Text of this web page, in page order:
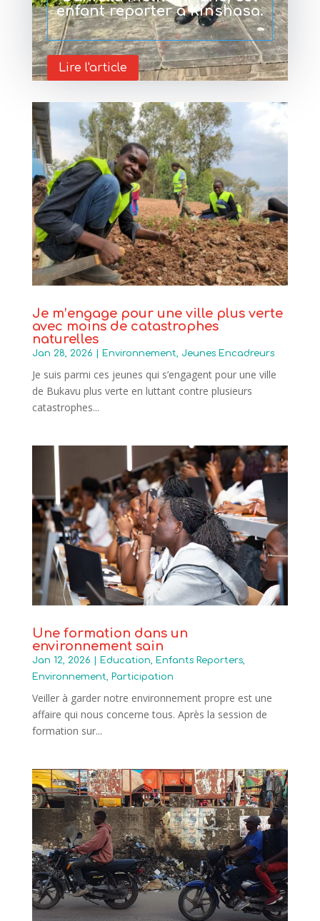
enfant reporter à Kinshasa.
Lire l'article
Je m’engage pour une ville plus verte
avec moins de catastrophes
naturelles
Jan 28, 2026 Environnement, Jeunes Encadreurs
Je suis parmi ces jeunes qui s’engagent pour une ville
de Bukavu plus verte en luttant contre plusieurs
catastrophes...
Une formation dans un
environnement sain
Jan 12, 2026 Education, Enfants Reporters,
Environnement, Participation
Veiller à garder notre environnement propre est une
affaire qui nous concerne tous. Après la session de
formation sur...